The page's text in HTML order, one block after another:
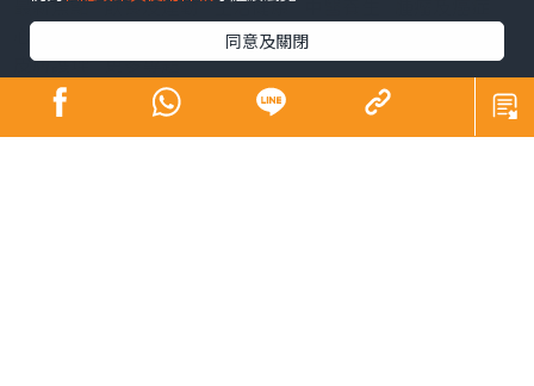
最新焦點 飲食及運動 生活健康 中醫養生
心臟健康
兒科百問 女性疾病
皮膚護理 更多專題
寵物
最新焦點
同意及關閉